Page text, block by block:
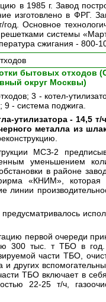
в 1985 г. Завод
изготовлено в ФРГ.
Основное
системы
сжигания - 800-
бытовых отходов
округ Москвы)
3 - котел-
- система поджига.
утилизатора - 14,5 т/
металла из
МСЗ-2
уменьшением
в районе
«КНИМ», которая
линии
первой очереди
300 тыс. т ТБО в
части ТБО,
других
ТБО включает в
22-25 т/ч,